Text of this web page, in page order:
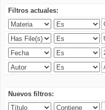
Filtros actuales:
Nuevos filtros: